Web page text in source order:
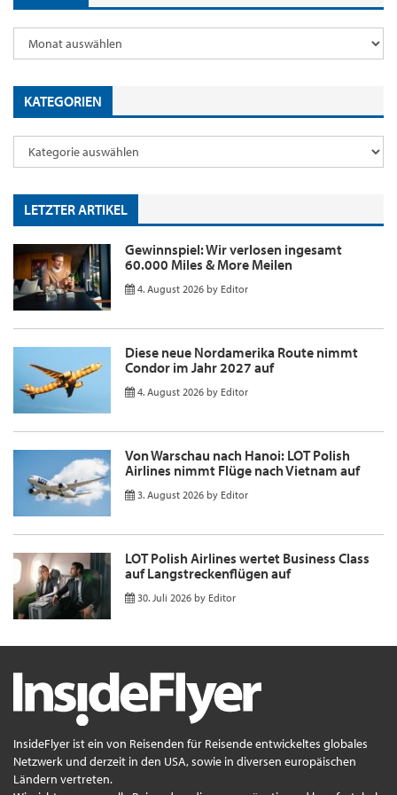
KATEGORIEN
LETZTER ARTIKEL
Gewinnspiel: Wir verlosen ingesamt
60.000 Miles & More Meilen
4. August 2026 by Editor
Diese neue Nordamerika Route nimmt
Condor im Jahr 2027 auf
4. August 2026 by Editor
Von Warschau nach Hanoi: LOT Polish
Airlines nimmt Flüge nach Vietnam auf
3. August 2026 by Editor
LOT Polish Airlines wertet Business Class
auf Langstreckenflügen auf
30. Juli 2026 by Editor
InsideFlyer ist ein von Reisenden für Reisende entwickeltes globales
Netzwerk und derzeit in den USA, sowie in diversen europäischen
Ländern vertreten.